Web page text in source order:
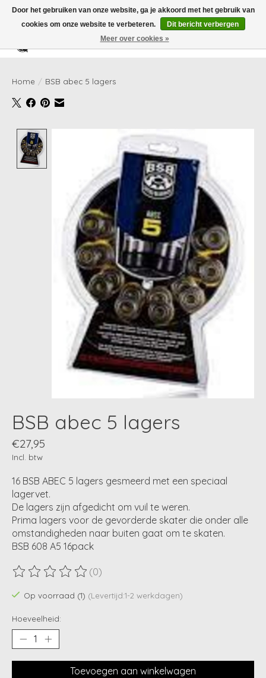
Verlanglijst
Home / BSB abec 5 lagers
Product image slideshow Items
BSB abec 5 lagers
€27,95
Incl. btw
16 BSB ABEC 5 lagers gesmeerd met een speciaal
lagervet.
De lagers zijn afgedicht om vuil te weren.
Prima lagers voor de gevorderde skater die onder alle
omstandigheden naar buiten gaat om te skaten.
BSB 608 A5 16pack
De beoordeling van dit product is
(0)
Op voorraad (1) (Levertijd:1-2 werkdagen)
Hoeveelheid:
Toevoegen aan winkelwagen
Door het gebruiken van onze website, ga je akkoord met het gebruik van
cookies om onze website te verbeteren.
Dit bericht verbergen
Meer over cookies »